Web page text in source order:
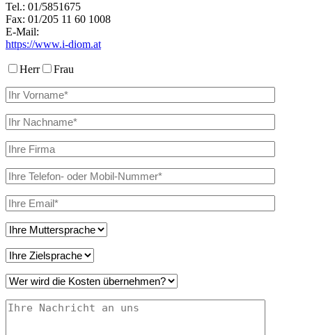
Tel.: 01/5851675
Fax: 01/205 11 60 1008
E-Mail:
https://www.i-diom.at
Herr Frau